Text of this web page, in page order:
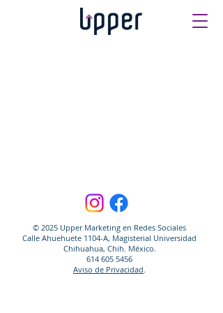
© 2025 Upper Marketing en Redes Sociales
Calle Ahuehuete 1104-A, Magisterial Universidad
Chihuahua, Chih. México.
614 605 5456
Aviso de Privacidad.